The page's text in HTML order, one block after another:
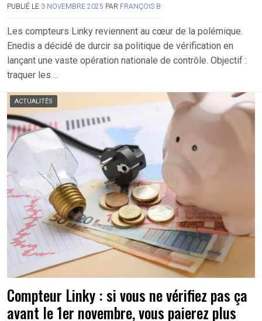
PUBLIÉ LE 3 NOVEMBRE 2025 PAR FRANÇOIS B
Les compteurs Linky reviennent au cœur de la polémique.
Enedis a décidé de durcir sa politique de vérification en
lançant une vaste opération nationale de contrôle. Objectif :
traquer les….
ACTUALITÉS
Compteur Linky : si vous ne vérifiez pas ça
avant le 1er novembre, vous paierez plus